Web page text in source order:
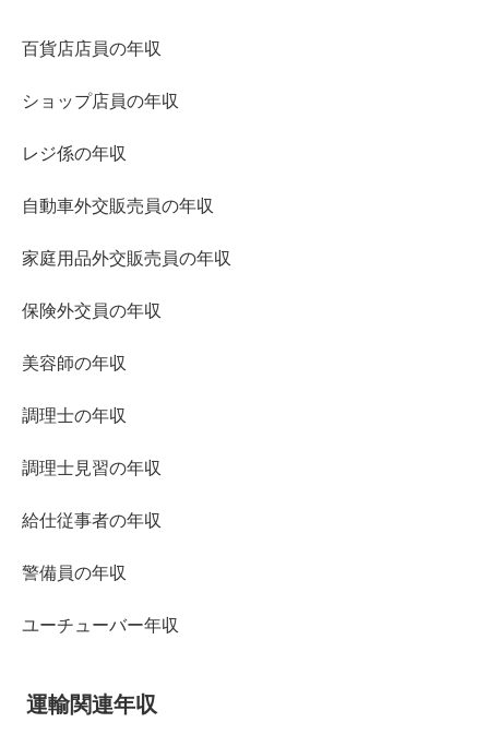
百貨店店員の年収
ショップ店員の年収
レジ係の年収
自動車外交販売員の年収
家庭用品外交販売員の年収
保険外交員の年収
美容師の年収
調理士の年収
調理士見習の年収
給仕従事者の年収
警備員の年収
ユーチューバー年収
運輸関連年収